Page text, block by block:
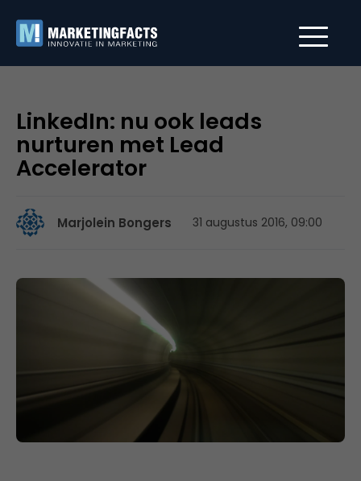
LinkedIn: nu ook leads
nurturen met Lead
Accelerator
Marjolein Bongers 31 augustus 2016, 09:00